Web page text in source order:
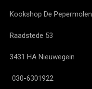
Kookshop De Pepermolen
Raadstede 53
3431 HA Nieuwegein
030-6301922